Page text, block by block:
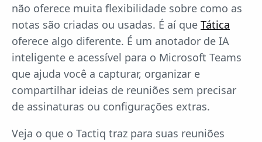
não oferece muita flexibilidade sobre como as
notas são criadas ou usadas. É aí que Tática
oferece algo diferente. É um anotador de IA
inteligente e acessível para o Microsoft Teams
que ajuda você a capturar, organizar e
compartilhar ideias de reuniões sem precisar
de assinaturas ou configurações extras.
Veja o que o Tactiq traz para suas reuniões